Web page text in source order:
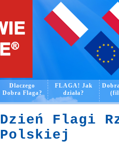
Dlaczego
Dobra Flaga?
FLAGA! Jak
działa?
Dzień Flagi
Polskiej